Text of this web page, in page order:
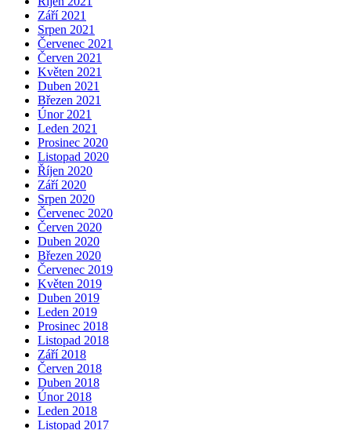
Září 2021
Srpen 2021
Červenec 2021
Červen 2021
Květen 2021
Duben 2021
Březen 2021
Únor 2021
Leden 2021
Prosinec 2020
Listopad 2020
Říjen 2020
Září 2020
Srpen 2020
Červenec 2020
Červen 2020
Duben 2020
Březen 2020
Červenec 2019
Květen 2019
Duben 2019
Leden 2019
Prosinec 2018
Listopad 2018
Září 2018
Červen 2018
Duben 2018
Únor 2018
Leden 2018
Listopad 2017